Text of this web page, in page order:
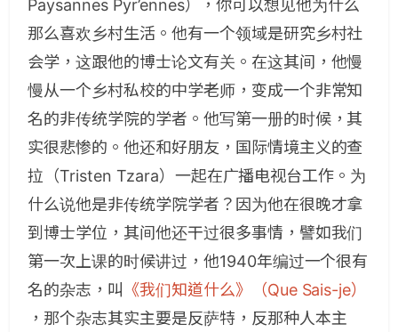
Paysannes Pyr’ennes），你可以想见他为什么
那么喜欢乡村生活。他有一个领域是研究乡村社
会学，这跟他的博士论文有关。在这其间，他慢
慢从一个乡村私校的中学老师，变成一个非常知
名的非传统学院的学者。他写第一册的时候，其
实很悲惨的。他还和好朋友，国际情境主义的查
拉（Tristen Tzara）一起在广播电视台工作。为
什么说他是非传统学院学者？因为他在很晚才拿
到博士学位，其间他还干过很多事情，譬如我们
第一次上课的时候讲过，他1940年编过一个很有
名的杂志，叫 《我们知道什么》（Que Sais-je）
，那个杂志其实主要是反萨特，反那种人本主